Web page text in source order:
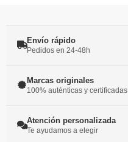
Envío rápido
Pedidos en 24-48h
Marcas originales
100% auténticas y certificadas
Atención personalizada
Te ayudamos a elegir